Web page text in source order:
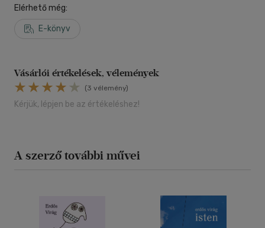
Elérhető még:
E-könyv
Vásárlói értékelések, vélemények
(3 vélemény)
Kérjük, lépjen be az értékeléshez!
A szerző további művei